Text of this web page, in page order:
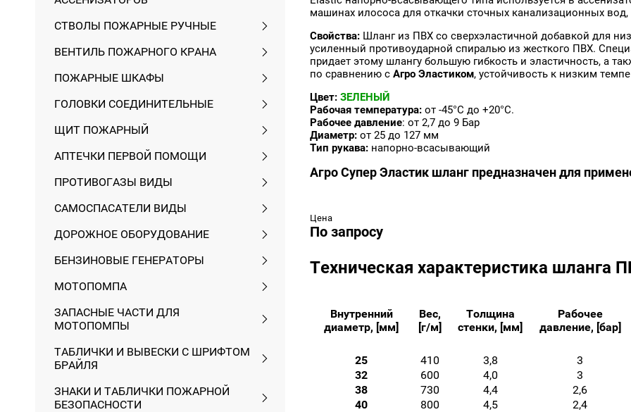
СТВОЛЫ ПОЖАРНЫЕ РУЧНЫЕ
ВЕНТИЛЬ ПОЖАРНОГО КРАНА
ПОЖАРНЫЕ ШКАФЫ
ГОЛОВКИ СОЕДИНИТЕЛЬНЫЕ
ЩИТ ПОЖАРНЫЙ
АПТЕЧКИ ПЕРВОЙ ПОМОЩИ
ПРОТИВОГАЗЫ ВИДЫ
САМОСПАСАТЕЛИ ВИДЫ
ДОРОЖНОЕ ОБОРУДОВАНИЕ
БЕНЗИНОВЫЕ ГЕНЕРАТОРЫ
МОТОПОМПА
ЗАПАСНЫЕ ЧАСТИ ДЛЯ
МОТОПОМПЫ
ТАБЛИЧКИ И ВЫВЕСКИ С ШРИФТОМ
БРАЙЛЯ
ЗНАКИ И ТАБЛИЧКИ ПОЖАРНОЙ
БЕЗОПАСНОСТИ
машинах илососа для откачки сточных канализационных
Свойства: Шланг из ПВХ со сверхэластичной добавкой для
усиленный противоударной спиралью из жесткого ПВХ.
придает этому шлангу большую гибкость и эластичность, а
по сравнению сАгро Эластиком, устойчивость к низким
Цвет: ЗЕЛЕНЫЙ
Рабочая температура: от -45°С до +20°C.
Рабочее давление: от 2,7 до 9 Бар
Диаметр: от 25 до 127 мм
Тип рукава: напорно-всасывающий
Агро Супер Эластик шланг предназначен для
Цена
По запросу
Техническая характеристика
Внутренний
диаметр, [мм]
Вес,
[г/м]
Толщина
стенки, [мм]
Рабочее
давление, [бар]
25 410 3,8
3
32
600 4,0
3
38
730 4,4
2,6
40
800 4,5
2,4